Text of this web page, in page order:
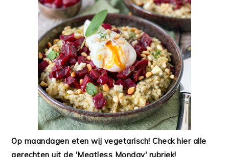
Op maandagen eten wij vegetarisch! Check hier alle
gerechten uit de 'Meatless Monday' rubriek!